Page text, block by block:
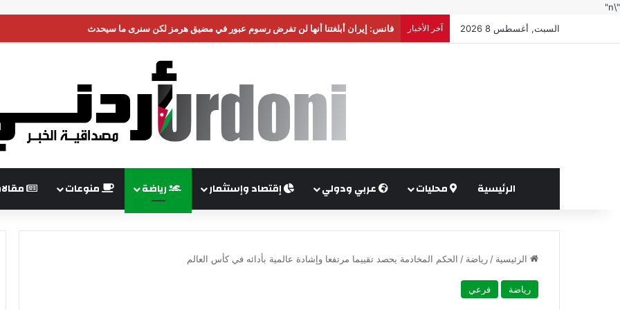
"\n"
السبت, أغسطس 8 2026
آخر الأخبار أكثر من 148 ألف أسرة استفادت من المساعدات العينية والنقدية خلال النصف الأول من العام
الرئيسية محليات عربي ودولي إقتصاد وإستثمار رياضة منوعات
الرئيسية / رياضة / الحكم المخادمة يحصد تقييما مرتفعا وإشادة عالمية بأدائه في كأس العالم
رياضة فرعي